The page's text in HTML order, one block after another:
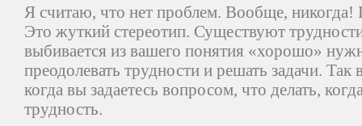
Я считаю, что нет проблем. Вообще,
Это жуткий стереотип. Существуют
выбивается из вашего понятия «хорошо»
преодолевать трудности и решать задачи. Так
когда вы задаетесь вопросом, что делать,
трудность.